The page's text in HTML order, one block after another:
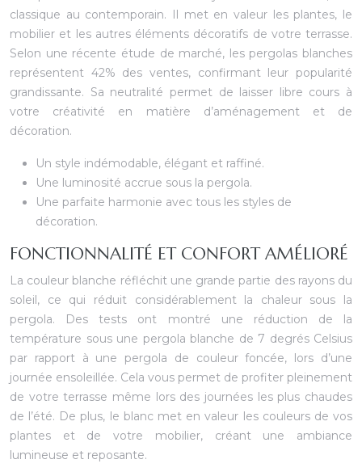
classique au contemporain. Il met en valeur les plantes, le
mobilier et les autres éléments décoratifs de votre terrasse.
Selon une récente étude de marché, les pergolas blanches
représentent 42% des ventes, confirmant leur popularité
grandissante. Sa neutralité permet de laisser libre cours à
votre créativité en matière d’aménagement et de
décoration.
Un style indémodable, élégant et raffiné.
Une luminosité accrue sous la pergola.
Une parfaite harmonie avec tous les styles de
décoration.
FONCTIONNALITÉ ET CONFORT AMÉLIORÉ
La couleur blanche réfléchit une grande partie des rayons du
soleil, ce qui réduit considérablement la chaleur sous la
pergola. Des tests ont montré une réduction de la
température sous une pergola blanche de 7 degrés Celsius
par rapport à une pergola de couleur foncée, lors d’une
journée ensoleillée. Cela vous permet de profiter pleinement
de votre terrasse même lors des journées les plus chaudes
de l’été. De plus, le blanc met en valeur les couleurs de vos
plantes et de votre mobilier, créant une ambiance
lumineuse et reposante.